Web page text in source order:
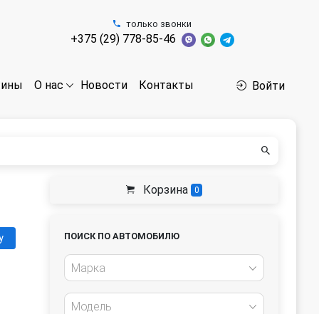
только звонки
+375 (29) 778-85-46
О нас Новости Контакты Войти
Корзина 0
ПОИСК ПО АВТОМОБИЛЮ
Марка
Модель